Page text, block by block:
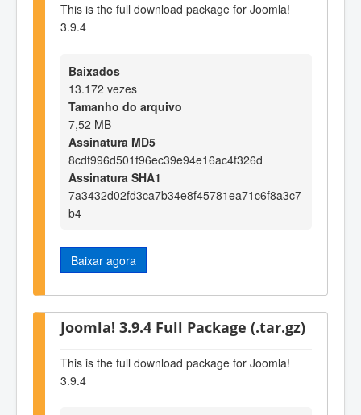
This is the full download package for Joomla!
3.9.4
Baixados
13.172 vezes
Tamanho do arquivo
7,52 MB
Assinatura MD5
8cdf996d501f96ec39e94e16ac4f326d
Assinatura SHA1
7a3432d02fd3ca7b34e8f45781ea71c6f8a3c7
b4
Baixar agora
Joomla! 3.9.4 Full Package (.tar.gz)
This is the full download package for Joomla!
3.9.4